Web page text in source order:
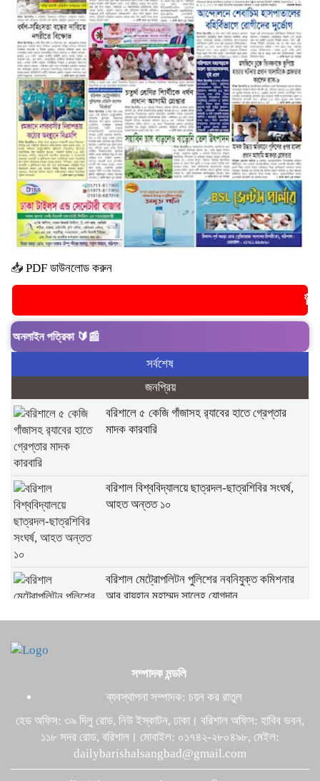
📥 PDF ডাউনলোড করুন
🚨 ব্রেকিং
পত্রিকা 🔰📰
সর্বশেষ
জনপ্রিয়
বরিশালে ৫ কেজি গাঁজাসহ র‍্যাবের হাতে গ্রেপ্তার
মাদক কারবারি
বরিশাল বিশ্ববিদ্যালয়ে ছাত্রদল-ছাত্রশিবির সংঘর্ষ,
আহত অন্তত ১০
বরিশাল মেট্রোপলিটন পুলিশের নবনিযুক্ত কমিশনার
আবু রায়হান মুহাম্মদ সালেহ যোগদান
Barisal Division Guide: Places to Visit,
বরিশালসহ সারাদেশে পাঁচ দিন বজ্রবৃষ্টি ও অতি ভারী
বর্ষণের পূর্বাভাস
সম্পাদক মন্ডলি
ব্যবস্থাপনা সম্পাদক: চয়ন কর রাতুল
হেড অফিস: ৩৯ দিলু রোড, নিউ ইস্কাটন, ঢাকা। বরিশাল অফিস: হাবিব ভবন,
১১৮ সদর রোড, বরিশাল। মোবাইল: ০১৭৪২-২৮০৪৯৮, মেইল:
dailybarishalsangbad@gmail.com